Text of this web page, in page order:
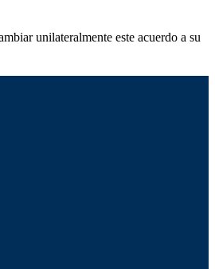
unilateralmente este acuerdo a su